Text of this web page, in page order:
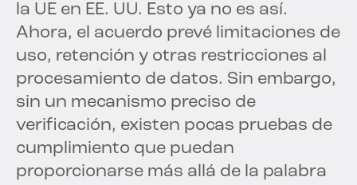
la UE en EE. UU. Esto ya no es así.
Ahora, el acuerdo prevé limitaciones de
uso, retención y otras restricciones al
procesamiento de datos. Sin embargo,
sin un mecanismo preciso de
verificación, existen pocas pruebas de
cumplimiento que puedan
proporcionarse más allá de la palabra